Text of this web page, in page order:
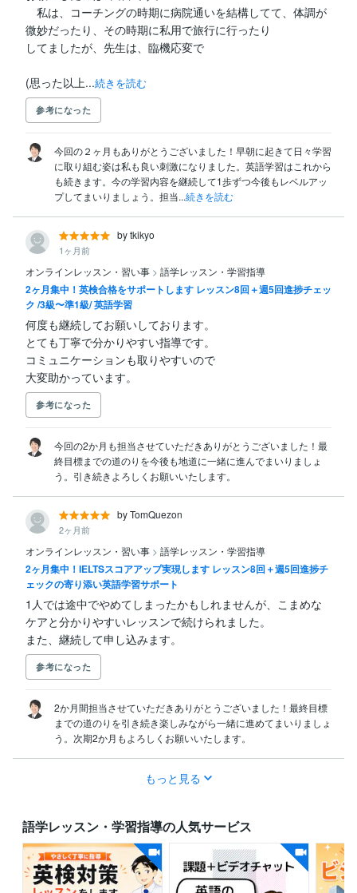
私は、コーチングの時期に病院通いを結構してて、体調が
微妙だったり、その時期に私用で旅行に行ったり
してましたが、先生は、臨機応変で
(思った以上...続きを読む
参考になった
今回の２ヶ月もありがとうございました！早朝に起きて日々学習
に取り組む姿は私も良い刺激になりました。英語学習はこれから
も続きます。今の学習内容を継続して1歩ずつ今後もレベルアッ
プしてまいりましょう。担当...続きを読む
by tkikyo
1ヶ月前
オンラインレッスン・習い事 > 語学レッスン・学習指導
2ヶ月集中！英検合格をサポートします レッスン8回＋週5回進捗チェッ
ク /3級〜準1級/ 英語学習
何度も継続してお願いしております。
とても丁寧で分かりやすい指導です。
コミュニケーションも取りやすいので
大変助かっています。
参考になった
今回の2か月も担当させていただきありがとうございました！最
終目標までの道のりを今後も地道に一緒に進んでまいりましょ
う。引き続きよろしくお願いいたします。
by TomQuezon
2ヶ月前
オンラインレッスン・習い事 > 語学レッスン・学習指導
2ヶ月集中！IELTSスコアアップ実現します レッスン8回＋週5回進捗チ
ェックの寄り添い英語学習サポート
1人では途中でやめてしまったかもしれませんが、こまめな
ケアと分かりやすいレッスンで続けられました。
また、継続して申し込みます。
参考になった
2か月間担当させていただきありがとうございました！最終目標
までの道のりを引き続き楽しみながら一緒に進めてまいりましょ
う。次期2か月もよろしくお願いいたします。
もっと見る
語学レッスン・学習指導の人気サービス